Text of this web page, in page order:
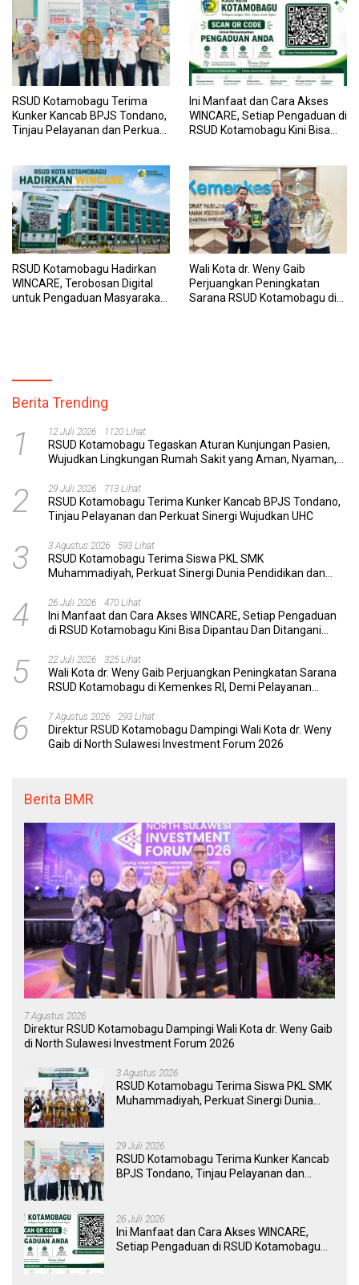
RSUD Kotamobagu Terima
Kunker Kancab BPJS Tondano,
Tinjau Pelayanan dan Perkuat
Ini Manfaat dan Cara Akses
WINCARE, Setiap Pengaduan di
RSUD Kotamobagu Kini Bisa
RSUD Kotamobagu Hadirkan
WINCARE, Terobosan Digital
untuk Pengaduan Masyarakat
Wali Kota dr. Weny Gaib
Perjuangkan Peningkatan
Sarana RSUD Kotamobagu di
Berita Trending
1 12 Juli 2026 1120 Lihat
RSUD Kotamobagu Tegaskan Aturan Kunjungan Pasien,
Wujudkan Lingkungan Rumah Sakit yang Aman, Nyaman,
2 29 Juli 2026 713 Lihat
RSUD Kotamobagu Terima Kunker Kancab BPJS Tondano,
Tinjau Pelayanan dan Perkuat Sinergi Wujudkan UHC
3 3 Agustus 2026 593 Lihat
RSUD Kotamobagu Terima Siswa PKL SMK
Muhammadiyah, Perkuat Sinergi Dunia Pendidikan dan
4 26 Juli 2026 470 Lihat
Ini Manfaat dan Cara Akses WINCARE, Setiap Pengaduan
di RSUD Kotamobagu Kini Bisa Dipantau Dan Ditangani
5 22 Juli 2026 325 Lihat
Wali Kota dr. Weny Gaib Perjuangkan Peningkatan Sarana
RSUD Kotamobagu di Kemenkes RI, Demi Pelayanan
6 7 Agustus 2026 293 Lihat
Direktur RSUD Kotamobagu Dampingi Wali Kota dr. Weny
Gaib di North Sulawesi Investment Forum 2026
Berita BMR
7 Agustus 2026
Direktur RSUD Kotamobagu Dampingi Wali Kota dr. Weny Gaib
di North Sulawesi Investment Forum 2026
3 Agustus 2026
RSUD Kotamobagu Terima Siswa PKL SMK
Muhammadiyah, Perkuat Sinergi Dunia
29 Juli 2026
RSUD Kotamobagu Terima Kunker Kancab
BPJS Tondano, Tinjau Pelayanan dan
26 Juli 2026
Ini Manfaat dan Cara Akses WINCARE,
Setiap Pengaduan di RSUD Kotamobagu